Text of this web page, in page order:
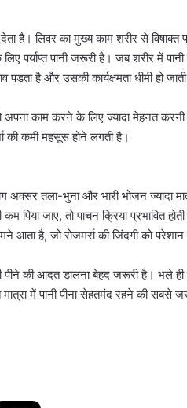
है। लिवर का मुख्य काम शरीर से विषाक्त
पर्याप्त पानी जरूरी है। जब शरीर में पानी
है और उसकी कार्यक्षमता धीमी हो
काम करने के लिए ज्यादा मेहनत
कमी महसूस होने लगती है।
अक्सर तला-भुना और भारी भोजन ज्यादा
पिया जाए, तो पाचन क्रिया प्रभावित
है, जो रोजमर्रा की जिंदगी को
पीने की आदत डालना बेहद जरूरी है। भले
में पानी पीना सेहतमंद रहने की सबसे